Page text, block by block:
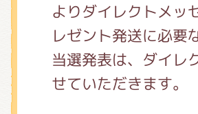
よりダイレクトメッ
レゼント発送に必要
当選発表は、ダイレ
せていただきます。